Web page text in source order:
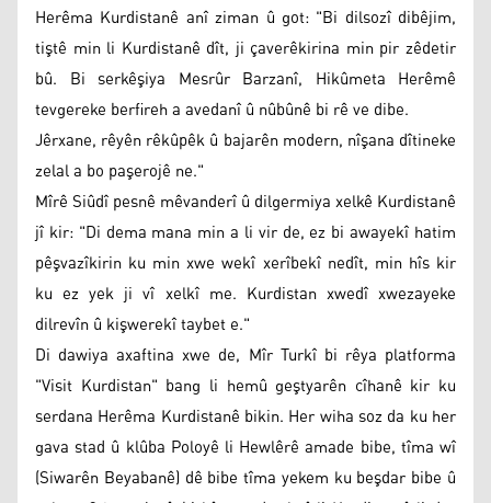
Herêma Kurdistanê anî ziman û got: "Bi dilsozî dibêjim,
tiştê min li Kurdistanê dît, ji çaverêkirina min pir zêdetir
bû. Bi serkêşiya Mesrûr Barzanî, Hikûmeta Herêmê
tevgereke berfireh a avedanî û nûbûnê bi rê ve dibe.
Jêrxane, rêyên rêkûpêk û bajarên modern, nîşana dîtineke
zelal a bo paşerojê ne."
Mîrê Siûdî pesnê mêvanderî û dilgermiya xelkê Kurdistanê
jî kir: "Di dema mana min a li vir de, ez bi awayekî hatim
pêşvazîkirin ku min xwe wekî xerîbekî nedît, min hîs kir
ku ez yek ji vî xelkî me. Kurdistan xwedî xwezayeke
dilrevîn û kişwerekî taybet e."
Di dawiya axaftina xwe de, Mîr Turkî bi rêya platforma
"Visit Kurdistan" bang li hemû geştyarên cîhanê kir ku
serdana Herêma Kurdistanê bikin. Her wiha soz da ku her
gava stad û klûba Poloyê li Hewlêrê amade bibe, tîma wî
(Siwarên Beyabanê) dê bibe tîma yekem ku beşdar bibe û